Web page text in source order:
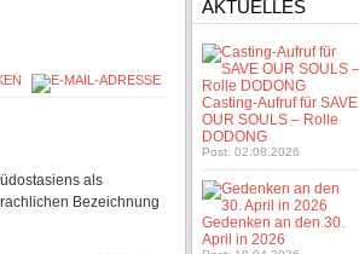
als
Bezeichnung
AKTUELLES
Casting-Aufruf für SAVE
OUR SOULS – Rolle
DODONG
Post: 02.08.2026
Gedenken an den 30.
April in 2026